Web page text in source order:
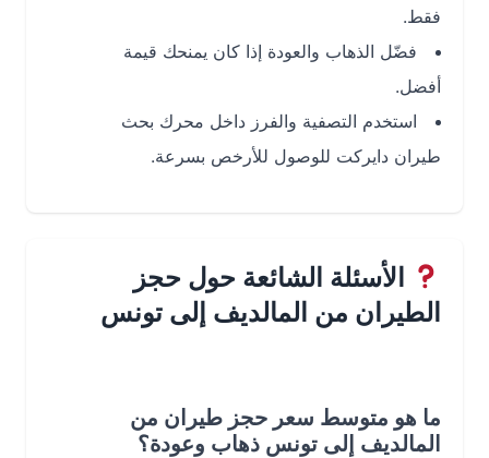
فضّل الذهاب والعودة إذا كان يمنحك قيمة
أفضل.
استخدم التصفية والفرز داخل محرك بحث
طيران دايركت للوصول للأرخص بسرعة.
الأسئلة الشائعة حول حجز
الطيران من المالديف إلى تونس
ما هو متوسط سعر حجز طيران من
المالديف إلى تونس ذهاب وعودة؟